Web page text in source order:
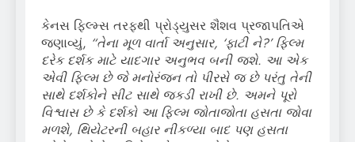
કેનસ ફિલ્મ્સ તરફથી પ્રોડ્યુસર શૈશવ પ્રજાપતિએ
જણાવ્યું, “તેના મૂળ વાર્તા અનુસાર, ‘ફાટી ને?’ફિલ્મ
દરેક દર્શક માટે યાદગાર અનુભવ બની જશે. આ એક
એવી ફિલ્મ છે જે મનોરંજન તો પીરસે જ છે પરંતુ તેની
સાથે દર્શકોને સીટ સાથે જકડી રાખી છે. અમને પૂરો
વિશ્વાસ છે કે દર્શકો આ ફિલ્મ જોતાજોતા હસતા જોવા
મળશે, થિયેટરની બહાર નીકળ્યા બાદ પણ હસતા